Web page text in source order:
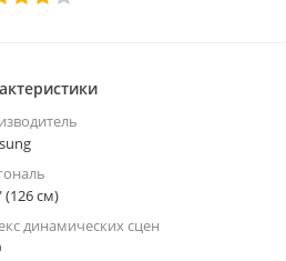
(126 см)
динамических сцен